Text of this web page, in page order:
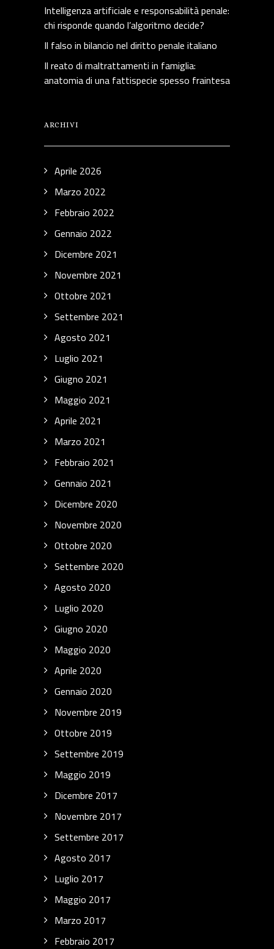
Intelligenza artificiale e responsabilità penale:
chi risponde quando l’algoritmo decide?
Il falso in bilancio nel diritto penale italiano
Il reato di maltrattamenti in famiglia:
anatomia di una fattispecie spesso fraintesa
ARCHIVI
Aprile 2026
Marzo 2022
Febbraio 2022
Gennaio 2022
Dicembre 2021
Novembre 2021
Ottobre 2021
Settembre 2021
Agosto 2021
Luglio 2021
Giugno 2021
Maggio 2021
Aprile 2021
Marzo 2021
Febbraio 2021
Gennaio 2021
Dicembre 2020
Novembre 2020
Ottobre 2020
Settembre 2020
Agosto 2020
Luglio 2020
Giugno 2020
Maggio 2020
Aprile 2020
Gennaio 2020
Novembre 2019
Ottobre 2019
Settembre 2019
Maggio 2019
Dicembre 2017
Novembre 2017
Settembre 2017
Agosto 2017
Luglio 2017
Maggio 2017
Marzo 2017
Febbraio 2017